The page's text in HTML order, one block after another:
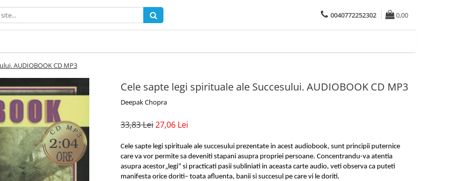
0040772252302 0,00
AUDIOBOOK CD MP3
Cele sapte legi spirituale ale Succesului. AUDIOBOOK CD MP3
Deepak Chopra
33,83 Lei27,06 Lei
Cele sapte legi spirituale ale succesului prezentate in acest audiobook, sunt principii puternice
care va vor permite sa deveniti stapani asupra propriei persoane. Concentrandu-va atentia
asupra acestor„legi” si practicati pasii subliniati in aceasta carte audio, veti observa ca puteti
manifesta orice doriti– toata afluenta, banii si succesul pe care vi le doriti.